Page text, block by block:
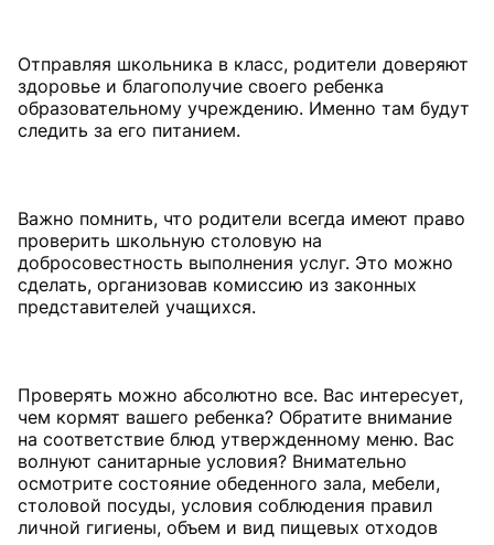
Отправляя школьника в класс, родители доверяют
здоровье и благополучие своего ребенка
образовательному учреждению. Именно там будут
следить за его питанием.
Важно помнить, что родители всегда имеют право
проверить школьную столовую на
добросовестность выполнения услуг. Это можно
сделать, организовав комиссию из законных
представителей учащихся.
Проверять можно абсолютно все. Вас интересует,
чем кормят вашего ребенка? Обратите внимание
на соответствие блюд утвержденному меню. Вас
волнуют санитарные условия? Внимательно
осмотрите состояние обеденного зала, мебели,
столовой посуды, условия соблюдения правил
личной гигиены, объем и вид пищевых отходов